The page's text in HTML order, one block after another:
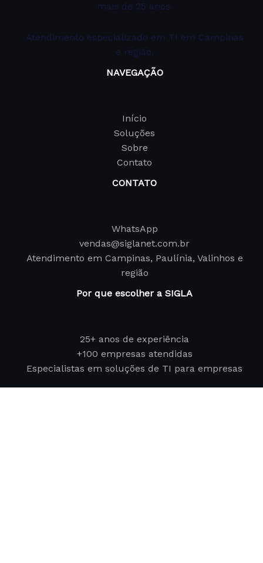
mais de 25 anos.
Atendimento especializado em TI em Campinas
e região.
NAVEGAÇÃO
Início
Soluções
Sobre
Contato
CONTATO
WhatsApp
vendas@siglanet.com.br
Atendimento em Campinas, Paulínia, Valinhos e
região
Por que escolher a SIGLA
25+ anos de experiência
+100 empresas atendidas
Especialistas em soluções de TI para empresas